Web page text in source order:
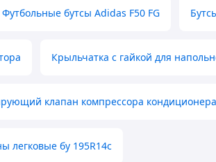
Футбольные бутсы Adidas F50 FG
Крыльчатка с гайкой для
клапан компрессора
легковые бу 195R14c